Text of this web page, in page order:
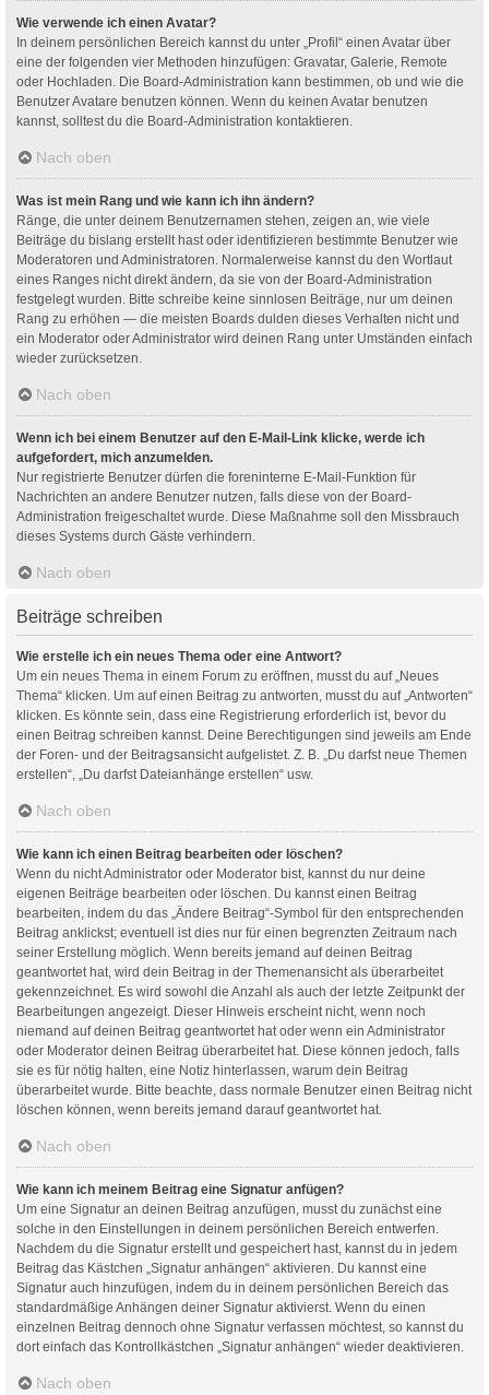
Wie verwende ich einen Avatar?
In deinem persönlichen Bereich kannst du unter „Profil“ einen Avatar über
eine der folgenden vier Methoden hinzufügen: Gravatar, Galerie, Remote
oder Hochladen. Die Board-Administration kann bestimmen, ob und wie die
Benutzer Avatare benutzen können. Wenn du keinen Avatar benutzen
kannst, solltest du die Board-Administration kontaktieren.
Nach oben
Was ist mein Rang und wie kann ich ihn ändern?
Ränge, die unter deinem Benutzernamen stehen, zeigen an, wie viele
Beiträge du bislang erstellt hast oder identifizieren bestimmte Benutzer wie
Moderatoren und Administratoren. Normalerweise kannst du den Wortlaut
eines Ranges nicht direkt ändern, da sie von der Board-Administration
festgelegt wurden. Bitte schreibe keine sinnlosen Beiträge, nur um deinen
Rang zu erhöhen — die meisten Boards dulden dieses Verhalten nicht und
ein Moderator oder Administrator wird deinen Rang unter Umständen einfach
wieder zurücksetzen.
Nach oben
Wenn ich bei einem Benutzer auf den E-Mail-Link klicke, werde ich
aufgefordert, mich anzumelden.
Nur registrierte Benutzer dürfen die foreninterne E-Mail-Funktion für
Nachrichten an andere Benutzer nutzen, falls diese von der Board-
Administration freigeschaltet wurde. Diese Maßnahme soll den Missbrauch
dieses Systems durch Gäste verhindern.
Nach oben
Beiträge schreiben
Wie erstelle ich ein neues Thema oder eine Antwort?
Um ein neues Thema in einem Forum zu eröffnen, musst du auf „Neues
Thema“ klicken. Um auf einen Beitrag zu antworten, musst du auf „Antworten“
klicken. Es könnte sein, dass eine Registrierung erforderlich ist, bevor du
einen Beitrag schreiben kannst. Deine Berechtigungen sind jeweils am Ende
der Foren- und der Beitragsansicht aufgelistet. Z. B. „Du darfst neue Themen
erstellen“, „Du darfst Dateianhänge erstellen“ usw.
Nach oben
Wie kann ich einen Beitrag bearbeiten oder löschen?
Wenn du nicht Administrator oder Moderator bist, kannst du nur deine
eigenen Beiträge bearbeiten oder löschen. Du kannst einen Beitrag
bearbeiten, indem du das „Ändere Beitrag“-Symbol für den entsprechenden
Beitrag anklickst; eventuell ist dies nur für einen begrenzten Zeitraum nach
seiner Erstellung möglich. Wenn bereits jemand auf deinen Beitrag
geantwortet hat, wird dein Beitrag in der Themenansicht als überarbeitet
gekennzeichnet. Es wird sowohl die Anzahl als auch der letzte Zeitpunkt der
Bearbeitungen angezeigt. Dieser Hinweis erscheint nicht, wenn noch
niemand auf deinen Beitrag geantwortet hat oder wenn ein Administrator
oder Moderator deinen Beitrag überarbeitet hat. Diese können jedoch, falls
sie es für nötig halten, eine Notiz hinterlassen, warum dein Beitrag
überarbeitet wurde. Bitte beachte, dass normale Benutzer einen Beitrag nicht
löschen können, wenn bereits jemand darauf geantwortet hat.
Nach oben
Wie kann ich meinem Beitrag eine Signatur anfügen?
Um eine Signatur an deinen Beitrag anzufügen, musst du zunächst eine
solche in den Einstellungen in deinem persönlichen Bereich entwerfen.
Nachdem du die Signatur erstellt und gespeichert hast, kannst du in jedem
Beitrag das Kästchen „Signatur anhängen“ aktivieren. Du kannst eine
Signatur auch hinzufügen, indem du in deinem persönlichen Bereich das
standardmäßige Anhängen deiner Signatur aktivierst. Wenn du einen
einzelnen Beitrag dennoch ohne Signatur verfassen möchtest, so kannst du
dort einfach das Kontrollkästchen „Signatur anhängen“ wieder deaktivieren.
Nach oben